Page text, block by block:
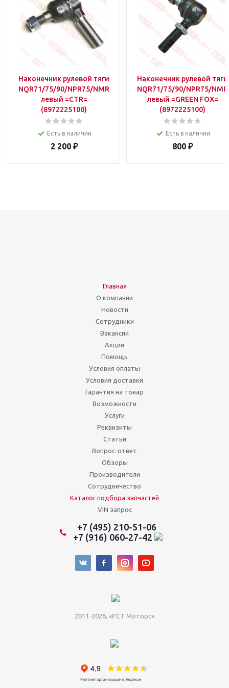
Наконечник рулевой тяги
NQR71/75/90/NPR75/NMR85
левый =CTR=
(8972225100)
Есть в наличии
2 200₽
Наконечник рулевой тяги
NQR71/75/90/NPR75/
левый =GREEN FOX=
(8972225100)
Есть в наличии
800 ₽
Главная
О компании
Новости
Сотрудники
Вакансии
Акции
Помощь
Условия оплаты
Условия доставки
Гарантия на товар
Возможности
Услуги
Реквизиты
Статьи
Вопрос-ответ
Обзоры
Производители
Сотрудничество
Каталог подбора запчастей
VIN запрос
+7 (495) 210-51-06
+7 (916) 060-27-42
2011-2026, «РСТ Моторс»